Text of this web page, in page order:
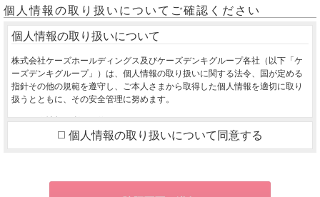
個人情報の取り扱いについてご確認ください
個人情報の取り扱いについて
株式会社ケーズホールディングス及びケーズデンキグループ各社（以下「ケ
ーズデンキグループ」）は、個人情報の取り扱いに関する法令、国が定める
指針その他の規範を遵守し、ご本人さまから取得した個人情報を適切に取り
扱うとともに、その安全管理に努めます。
１．個人情報の利用目的
ご本人さまから同意をいただいた利用目的の達成に必要な範囲を超えて、取
得した個人情報を利用いたしません。
お取り寄せ商品が入荷した際、お客様にご連絡させていただくため
個人情報の取り扱いについて同意する